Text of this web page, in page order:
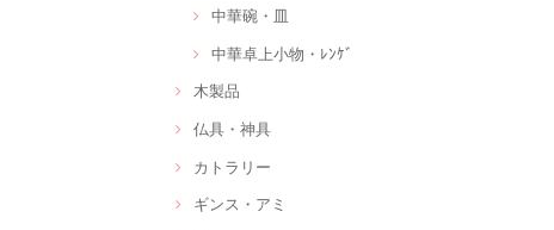
中華碗・皿
中華卓上小物・ﾚﾝｹﾞ
木製品
仏具・神具
カトラリー
ギンス・アミ